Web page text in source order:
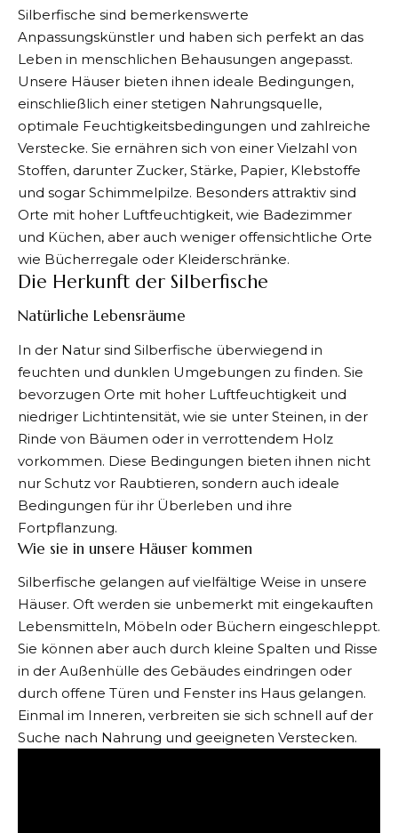
Silberfische sind bemerkenswerte
Anpassungskünstler und haben sich perfekt an das
Leben in menschlichen Behausungen angepasst.
Unsere Häuser bieten ihnen ideale Bedingungen,
einschließlich einer stetigen Nahrungsquelle,
optimale Feuchtigkeitsbedingungen und zahlreiche
Verstecke. Sie ernähren sich von einer Vielzahl von
Stoffen, darunter Zucker, Stärke, Papier, Klebstoffe
und sogar Schimmelpilze. Besonders attraktiv sind
Orte mit hoher Luftfeuchtigkeit, wie Badezimmer
und Küchen, aber auch weniger offensichtliche Orte
wie Bücherregale oder Kleiderschränke.
Die Herkunft der Silberfische
Natürliche Lebensräume
In der Natur sind Silberfische überwiegend in
feuchten und dunklen Umgebungen zu finden. Sie
bevorzugen Orte mit hoher Luftfeuchtigkeit und
niedriger Lichtintensität, wie sie unter Steinen, in der
Rinde von Bäumen oder in verrottendem Holz
vorkommen. Diese Bedingungen bieten ihnen nicht
nur Schutz vor Raubtieren, sondern auch ideale
Bedingungen für ihr Überleben und ihre
Fortpflanzung.
Wie sie in unsere Häuser kommen
Silberfische gelangen auf vielfältige Weise in unsere
Häuser. Oft werden sie unbemerkt mit eingekauften
Lebensmitteln, Möbeln oder Büchern eingeschleppt.
Sie können aber auch durch kleine Spalten und Risse
in der Außenhülle des Gebäudes eindringen oder
durch offene Türen und Fenster ins Haus gelangen.
Einmal im Inneren, verbreiten sie sich schnell auf der
Suche nach Nahrung und geeigneten Verstecken.